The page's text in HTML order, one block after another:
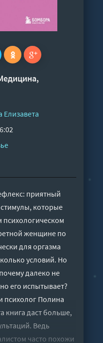
Елизавета
приятный
которые
психологическом
женщине по
для оргазма
условий. Но
далеко не
его испытывает?
психолог Полина
книга даст больше,
Ведь
часто похожи